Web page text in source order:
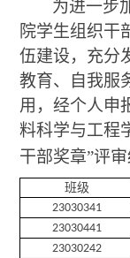
为进一步
院学生组织干
伍建设，充分
教育、自我服
用，经个人申
料科学与工程
干部奖章”评
班级
23030341
23030441
23030242